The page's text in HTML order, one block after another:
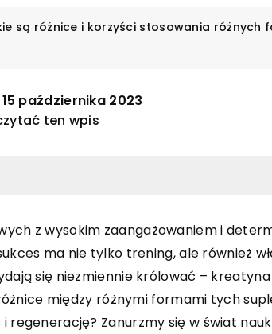
są różnice i korzyści stosowania różnych
15 października 2023
ten wpis
z wysokim zaangażowaniem i
ma nie tylko trening, ale również
się niezmiennie królować – kreatyna
między różnymi formami tych
regenerację? Zanurzmy się w świat
może stać się twoją
INNE
16 lutego 2025
Jak